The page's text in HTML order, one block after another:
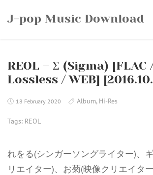
J-pop Music Download
REOL – Σ (Sigma) [FLAC
Lossless / WEB]
18 February 2020 Album, Hi-Res
Tags: REOL
れをる(シンガーソングライター)、
リエイター)、お菊(映像クリエイタ